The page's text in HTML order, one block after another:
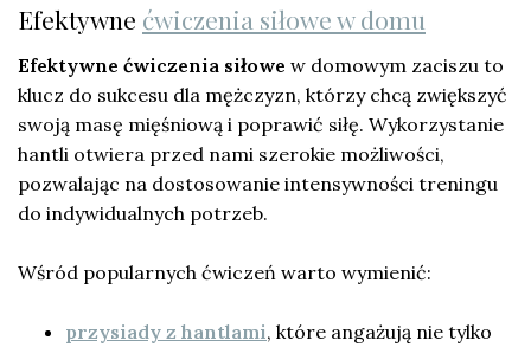
Efektywne ćwiczenia siłowe w domu
Efektywne ćwiczenia siłowe w domowym zaciszu to
klucz do sukcesu dla mężczyzn, którzy chcą zwiększyć
swoją masę mięśniową i poprawić siłę. Wykorzystanie
hantli otwiera przed nami szerokie możliwości,
pozwalając na dostosowanie intensywności treningu
do indywidualnych potrzeb.
Wśród popularnych ćwiczeń warto wymienić:
przysiady z hantlami, które angażują nie tylko